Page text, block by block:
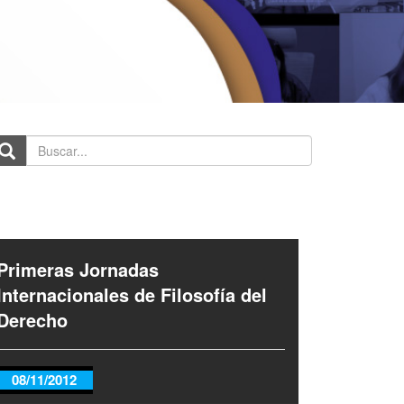
Jornadas
de Filosofía del
08/11/2012